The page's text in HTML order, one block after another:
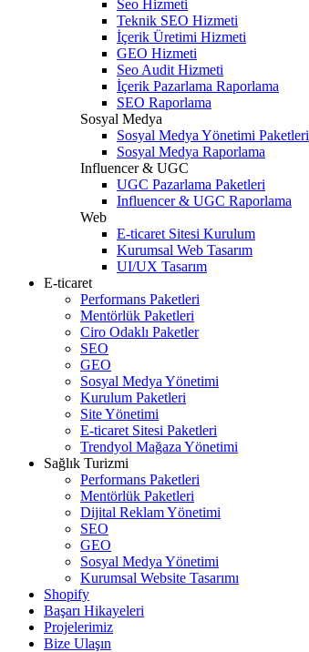
Seo Hizmeti
Teknik SEO Hizmeti
İçerik Üretimi Hizmeti
GEO Hizmeti
Seo Audit Hizmeti
İçerik Pazarlama Raporlama
SEO Raporlama
Sosyal Medya
Sosyal Medya Yönetimi Paketleri
Sosyal Medya Raporlama
Influencer & UGC
UGC Pazarlama Paketleri
Influencer & UGC Raporlama
Web
E-ticaret Sitesi Kurulum
Kurumsal Web Tasarım
UI/UX Tasarım
E-ticaret
Performans Paketleri
Mentörlük Paketleri
Ciro Odaklı Paketler
SEO
GEO
Sosyal Medya Yönetimi
Kurulum Paketleri
Site Yönetimi
E-ticaret Sitesi Paketleri
Trendyol Mağaza Yönetimi
Sağlık Turizmi
Performans Paketleri
Mentörlük Paketleri
Dijital Reklam Yönetimi
SEO
GEO
Sosyal Medya Yönetimi
Kurumsal Website Tasarımı
Shopify
Başarı Hikayeleri
Projelerimiz
Bize Ulaşın